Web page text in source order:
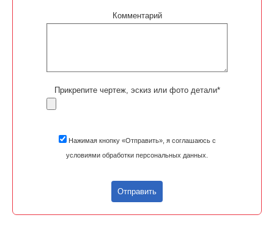
Комментарий
Прикрепите чертеж, эскиз или фото детали*
Нажимая кнопку «Отправить», я соглашаюсь с
условиями обработки персональных данных.
Отправить